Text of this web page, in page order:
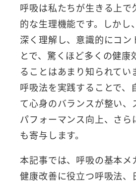
呼吸は私たちが生きる上で
的な生理機能です。しかし
深く理解し、意識的にコン
とで、驚くほど多くの健康
ることはあまり知られてい
呼吸法を実践することで、
て心身のバランスが整い、
パフォーマンス向上、さら
も寄与します。
本記事では、呼吸の基本メ
健康改善に役立つ呼吸法、